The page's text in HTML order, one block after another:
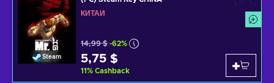
Steam
КИТАЙ
14,99 $ -62%
5,75 $
11% Cashback